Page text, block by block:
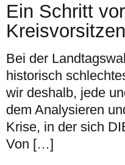
Ein Schritt
Bei der
historisch
wir deshalb, jede
dem Analysieren
Krise, in der sich
Von […]